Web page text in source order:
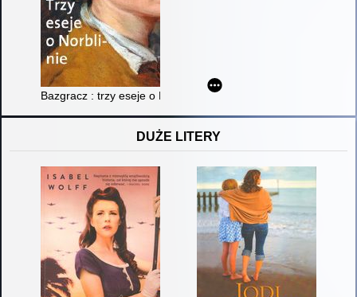
Bazgracz : trzy eseje o Norblinie
DUŻE LITERY